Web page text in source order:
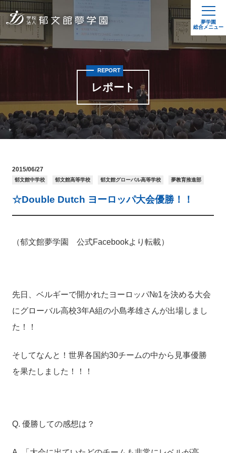
夢学園
総合メニュー
レポート
REPORT
2015/06/27
郁文館中学校 郁文館高等学校 郁文館グローバル高等学校 夢教育推進部
☆Double Dutch ヨーロッパ大会優勝！！
（郁文館夢学園 公式Facebookより転載）
先日、ベルギーで開かれたヨーロッパ№1を決める大会
にグローバル高校3年A組の小島孝雄さんが出場しまし
た！！
そしてなんと！世界各国約30チームの中から見事優勝
を果たしました！！！
Q. 優勝しての感想は？